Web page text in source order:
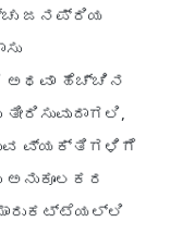
ಜನಪ್ರಿಯ
ಅಥವಾ ಹೆಚ್ಚಿನ
ವ್ಯಕ್ತಿಗಳಿಗೆ
ಅನುಕೂಲಕರ